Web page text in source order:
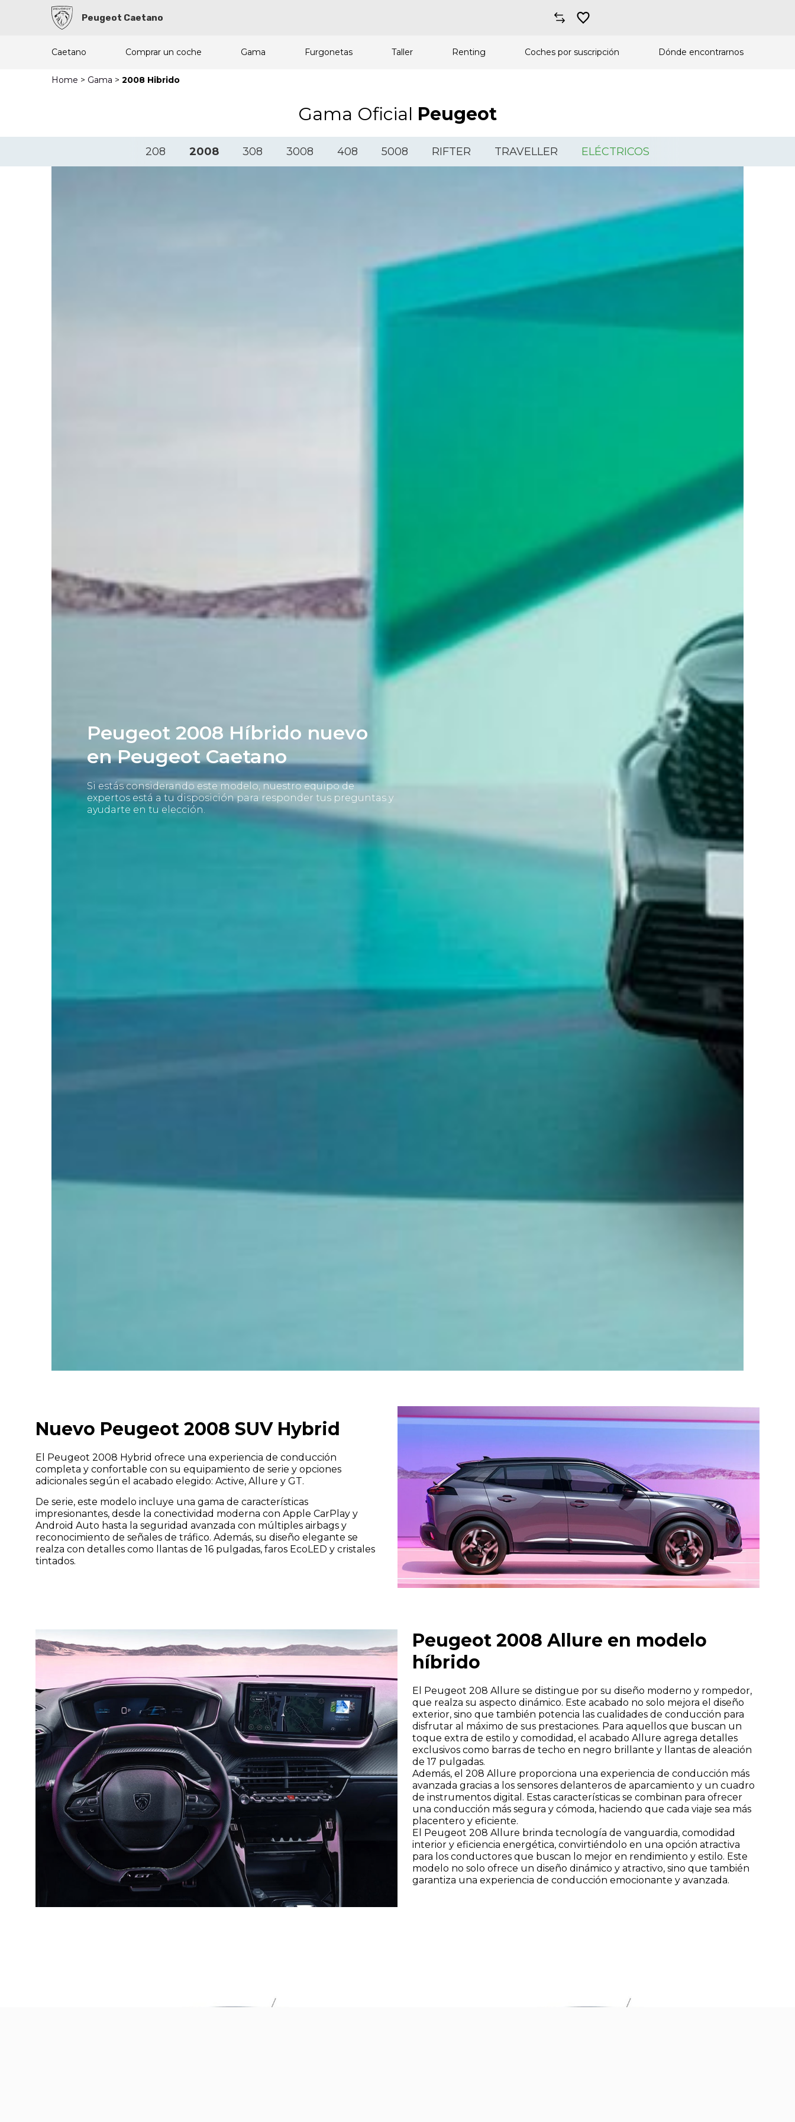
Peugeot Caetano
Caetano Comprar un coche Gama Furgonetas Taller Renting Coches por suscripción Dónde encontrarnos
Home > Gama > 2008 Hibrido
Gama Oficial Peugeot
208 2008 308 3008 408 5008 RIFTER TRAVELLER ELÉCTRICOS
Peugeot 2008 Híbrido nuevo
en Peugeot Caetano
Si estás considerando este modelo, nuestro equipo de
expertos está a tu disposición para responder tus preguntas y
ayudarte en tu elección.
Elige una localización*
Nuevo Peugeot 2008 SUV Hybrid
El Peugeot 2008 Hybrid ofrece una experiencia de conducción
completa y confortable con su equipamiento de serie y opciones
adicionales según el acabado elegido: Active, Allure y GT.
De serie, este modelo incluye una gama de características
impresionantes, desde la conectividad moderna con Apple CarPlay y
Android Auto hasta la seguridad avanzada con múltiples airbags y
reconocimiento de señales de tráfico. Además, su diseño elegante se
realza con detalles como llantas de 16 pulgadas, faros EcoLED y cristales
tintados.
Peugeot 2008 Allure en modelo
híbrido
El Peugeot 208 Allure se distingue por su diseño moderno y rompedor,
que realza su aspecto dinámico. Este acabado no solo mejora el diseño
exterior, sino que también potencia las cualidades de conducción para
disfrutar al máximo de sus prestaciones. Para aquellos que buscan un
toque extra de estilo y comodidad, el acabado Allure agrega detalles
exclusivos como barras de techo en negro brillante y llantas de aleación
de 17 pulgadas.
Además, el 208 Allure proporciona una experiencia de conducción más
avanzada gracias a los sensores delanteros de aparcamiento y un cuadro
de instrumentos digital. Estas características se combinan para ofrecer
una conducción más segura y cómoda, haciendo que cada viaje sea más
placentero y eficiente.
El Peugeot 208 Allure brinda tecnología de vanguardia, comodidad
interior y eficiencia energética, convirtiéndolo en una opción atractiva
para los conductores que buscan lo mejor en rendimiento y estilo. Este
modelo no solo ofrece un diseño dinámico y atractivo, sino que también
garantiza una experiencia de conducción emocionante y avanzada.